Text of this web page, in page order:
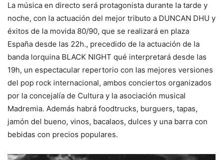
La música en directo será protagonista durante la tarde y
noche, con la actuación del mejor tributo a DUNCAN DHU y
éxitos de la movida 80/90, que se realizará en plaza
España desde las 22h., precedido de la actuación de la
banda lorquina BLACK NIGHT qué interpretará desde las
19h, un espectacular repertorio con las mejores versiones
del pop rock internacional, ambos conciertos organizados
por la concejalía de Cultura y la asociación musical
Madremia. Además habrá foodtrucks, burguers, tapas,
jamón del bueno, vinos, bacalaos, dulces y una barra con
bebidas con precios populares.